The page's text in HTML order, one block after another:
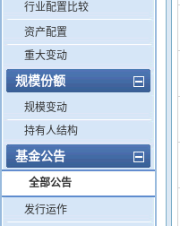
行业配置比较
资产配置
重大变动
规模份额
规模变动
持有人结构
基金公告
全部公告
发行运作